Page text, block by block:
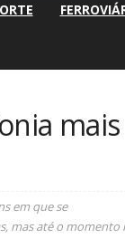
mais
em que se
mas até o momento